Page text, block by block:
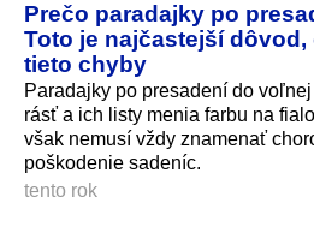
Prečo paradajky po
Toto je najčastejší
tieto chyby
Paradajky po presadení do
rásť a ich listy menia farbu na
však nemusí vždy znamenať
poškodenie sadeníc.
tento rok